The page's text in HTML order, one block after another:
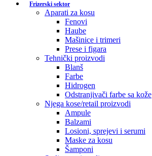
Frizerski sektor
Aparati za kosu
Fenovi
Haube
Mašinice i trimeri
Prese i figara
Tehnički proizvodi
Blanš
Farbe
Hidrogen
Odstranjivači farbe sa kože
Njega kose/retail proizvodi
Ampule
Balzami
Losioni, sprejevi i serumi
Maske za kosu
Šamponi